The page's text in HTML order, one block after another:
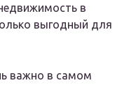
в
выгодный для
важно в самом